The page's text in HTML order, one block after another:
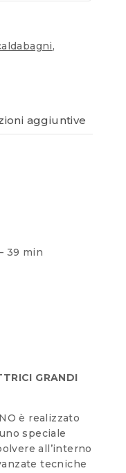
,
aggiuntive
39 min
GRANDI
è realizzato
speciale
all’interno
tecniche